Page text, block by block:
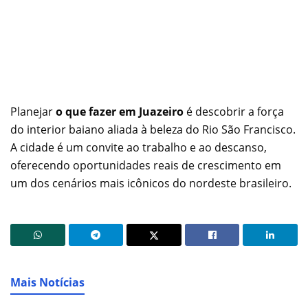
Planejaro que fazer em Juazeiro é descobrir a força
do interior baiano aliada à beleza do Rio São Francisco.
A cidade é um convite ao trabalho e ao descanso,
oferecendo oportunidades reais de crescimento em
um dos cenários mais icônicos do nordeste brasileiro.
Mais Notícias